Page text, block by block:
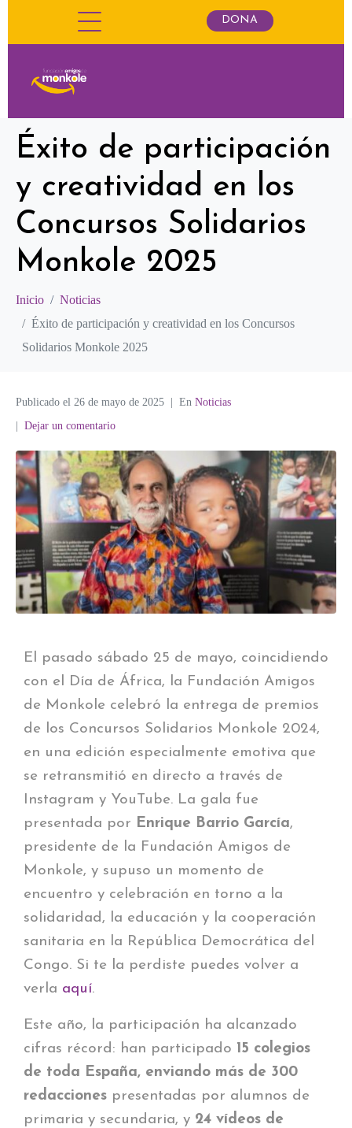
DONA
Éxito de participación
y creatividad en los
Concursos Solidarios
Monkole 2025
Inicio
Noticias
Éxito de participación y creatividad en los Concursos
Solidarios Monkole 2025
Publicado el 26 de mayo de 2025 En Noticias
Dejar un comentario
El pasado sábado 25 de mayo, coincidiendo
con el Día de África, la Fundación Amigos
de Monkole celebró la entrega de premios
de los Concursos Solidarios Monkole 2024,
en una edición especialmente emotiva que
se retransmitió en directo a través de
Instagram y YouTube. La gala fue
presentada por Enrique Barrio García,
presidente de la Fundación Amigos de
Monkole, y supuso un momento de
encuentro y celebración en torno a la
solidaridad, la educación y la cooperación
sanitaria en la República Democrática del
Congo. Si te la perdiste puedes volver a
verla aquí.
Este año, la participación ha alcanzado
cifras récord: han participado 15 colegios
de toda España, enviando más de 300
redacciones presentadas por alumnos de
primaria y secundaria, y 24 vídeos de